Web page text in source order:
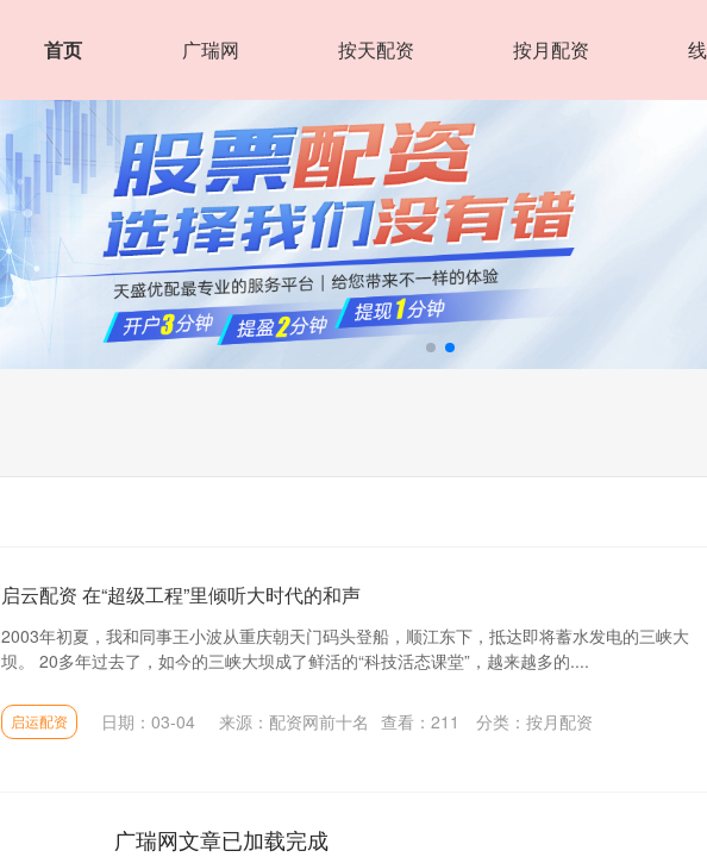
首页 广瑞网 按天配资 按月配资
启云配资 在“超级工程”里倾听大时代的和声
2003年初夏，我和同事王小波从重庆朝天门码头登船，顺江东下，抵达即将蓄水发电的三峡大
坝。 20多年过去了，如今的三峡大坝成了鲜活的“科技活态课堂”，越来越多的....
启运配资 日期：03-04 来源：配资网前十名 查看： 211 分类： 按月配资
广瑞网文章已加载完成